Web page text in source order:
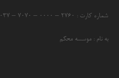
شماره کارت : ۲۷۶۰ – ۰۰۰۰ – ۷۰۷۰ – ۶۰۳۷
به نام : موسسه محکم